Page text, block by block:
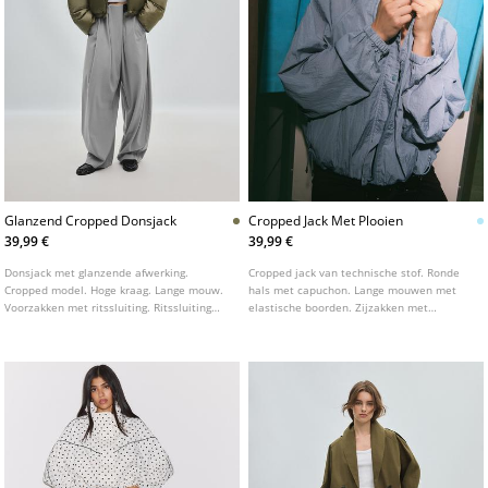
Glanzend Cropped Donsjack
39,99 €
Donsjack met glanzende afwerking.
Cropped model. Hoge kraag. Lange mouw.
Voorzakken met ritssluiting. Ritssluiting
Cropped Jack Met Plooien
39,99 €
Cropped jack van technische stof. Ronde
hals met capuchon. Lange mouwen met
elastische boorden. Zijzakken met
met drukknopen. Met geplooid detail aan